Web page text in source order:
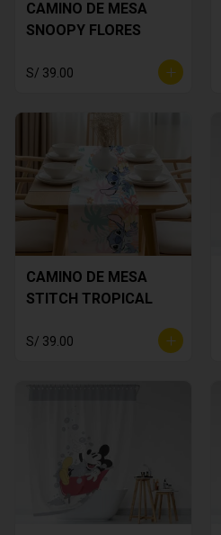
CAMINO DE MESA
SNOOPY FLORES
S/ 39.00
CAMINO DE MESA
STITCH TROPICAL
S/ 39.00